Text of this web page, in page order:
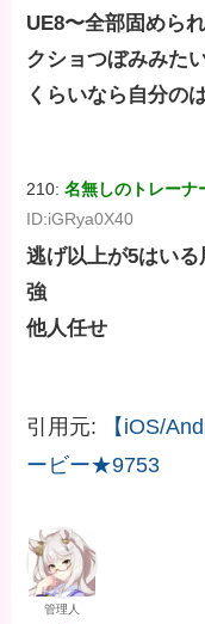
UE8〜全部固めら
クショつぼみみた
くらいなら自分の
210:名無しのトレーナ
ID:iGRya0X40
逃げ以上が5はい
強
他人任せ
引用元:
【iOS/
ービー★9753
管理人